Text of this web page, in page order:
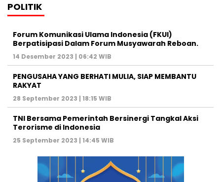
POLITIK
Forum Komunikasi Ulama Indonesia (FKUI)
Berpatisipasi Dalam Forum Musyawarah Reboan.
14 Desember 2023 | 06:42 WIB
PENGUSAHA YANG BERHATI MULIA, SIAP MEMBANTU
RAKYAT
28 September 2023 | 18:15 WIB
TNI Bersama Pemerintah Bersinergi Tangkal Aksi
Terorisme di Indonesia
25 September 2023 | 14:45 WIB